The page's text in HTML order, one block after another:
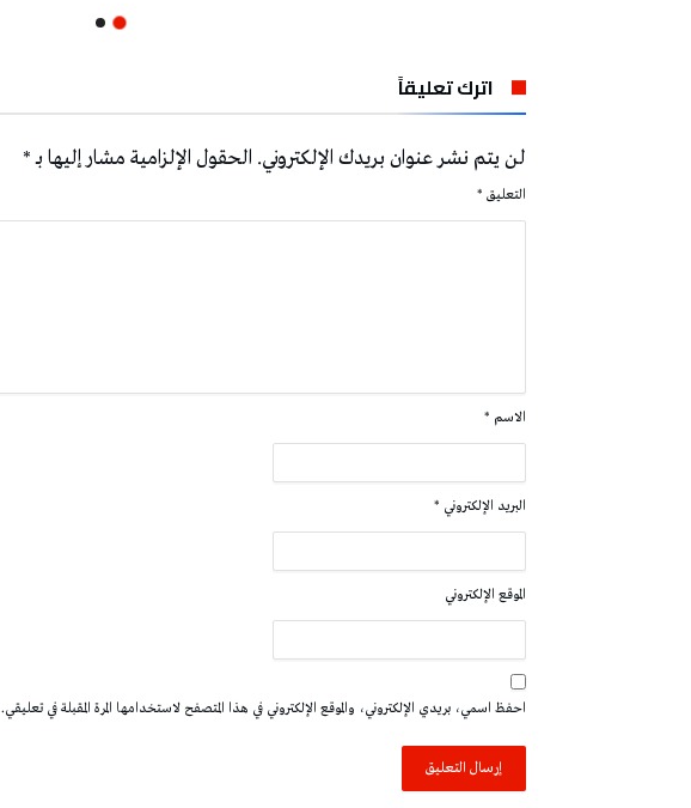
اترك تعليقاً
لن يتم نشر عنوان بريدك الإلكتروني. الحقول الإلزامية مشار إليها بـ*
التعليق *
الاسم *
البريد الإلكتروني *
الموقع الإلكتروني
احفظ اسمي، بريدي الإلكتروني، والموقع الإلكتروني في هذا المتصفح لاستخدامها المرة المقبلة في تعليقي.